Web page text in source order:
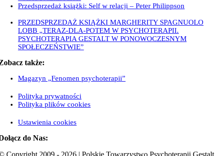
Przedsprzedaż książki: Self w relacji – Peter Philippson
PRZEDSPRZEDAŻ KSIĄŻKI MARGHERITY SPAGNUOLO
LOBB „TERAZ-DLA-POTEM W PSYCHOTERAPII.
PSYCHOTERAPIA GESTALT W PONOWOCZESNYM
SPOŁECZEŃSTWIE”
także:
Magazyn „Fenomen psychoterapii”
Polityka prywatności
Polityka plików cookies
Ustawienia cookies
do Nas: